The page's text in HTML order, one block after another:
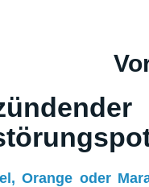
Orange oder